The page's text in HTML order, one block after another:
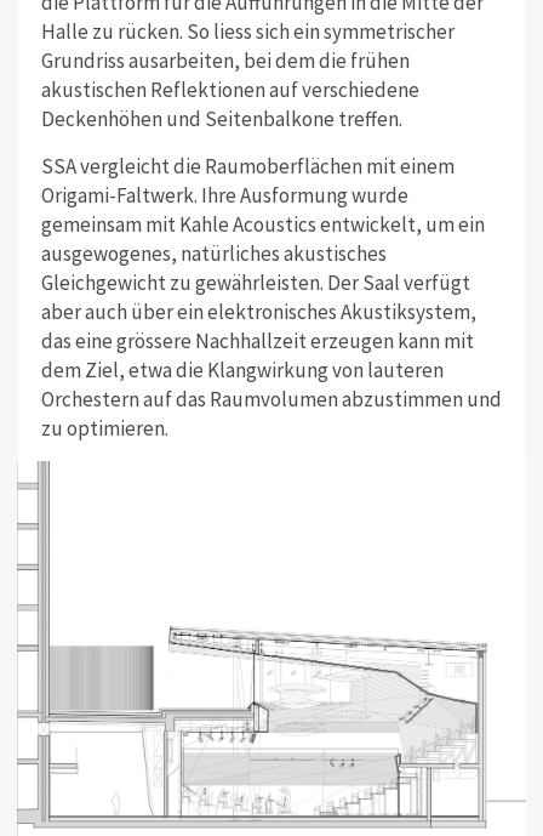
Halle zu rücken. So liess sich ein symmetrischer
Grundriss ausarbeiten, bei dem die frühen
akustischen Reflektionen auf verschiedene
Deckenhöhen und Seitenbalkone treffen.
SSA vergleicht die Raumoberflächen mit einem
Origami-Faltwerk. Ihre Ausformung wurde
gemeinsam mit Kahle Acoustics entwickelt, um ein
ausgewogenes, natürliches akustisches
Gleichgewicht zu gewährleisten. Der Saal verfügt
aber auch über ein elektronisches Akustiksystem,
das eine grössere Nachhallzeit erzeugen kann mit
dem Ziel, etwa die Klangwirkung von lauteren
Orchestern auf das Raumvolumen abzustimmen und
zu optimieren.